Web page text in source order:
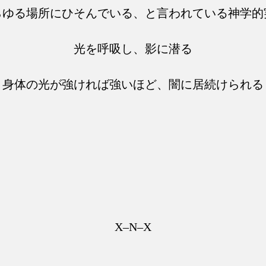
る場所にひそんでいる、と言われている神学
光を呼吸し、影に潜る
身体の光が強ければ強いほど、闇に居続けられる
X–N–X